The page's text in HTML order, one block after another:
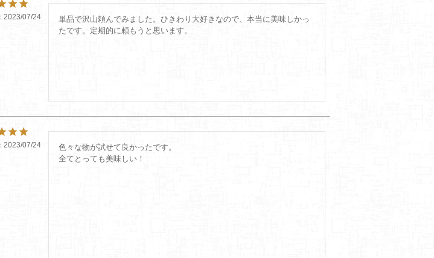
2023/07/24
単品で沢山頼んでみました。ひきわり大好きなので、本当に美味しかっ
たです。定期的に頼もうと思います。
2023/07/24
色々な物が試せて良かったです。
全てとっても美味しい！